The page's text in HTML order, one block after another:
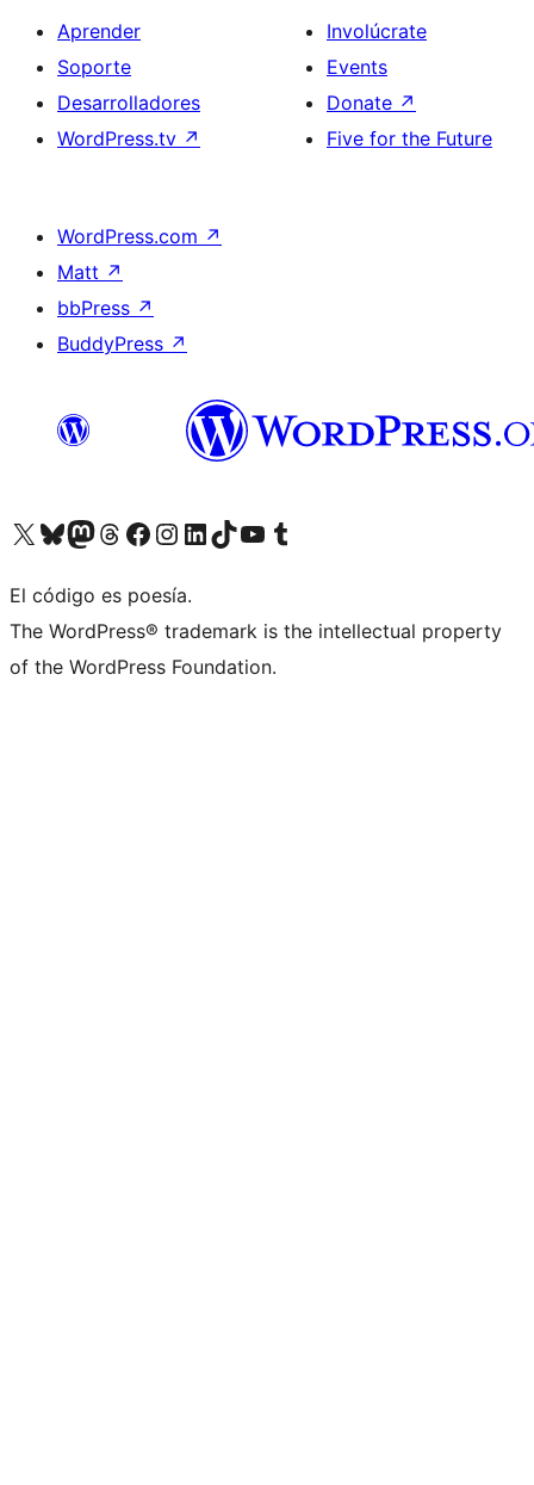
Aprender
Soporte
Desarrolladores
WordPress.tv ↗
Involúcrate
Events
Donate ↗
Five for the Future
WordPress.com ↗
Matt ↗
bbPress ↗
BuddyPress ↗
Visit our X (formerly Twitter) account
Visit our Bluesky account
Visit our Mastodon account
Visit our Threads account
Visita nuestra página de Facebook
Visita nuestra cuenta de Instagram
Visita nuestra cuenta de LinkedIn
Visit our TikTok account
Visita nuestro canal de YouTube
Visit our Tumblr account
El código es poesía.
The WordPress® trademark is the intellectual property
of the WordPress Foundation.